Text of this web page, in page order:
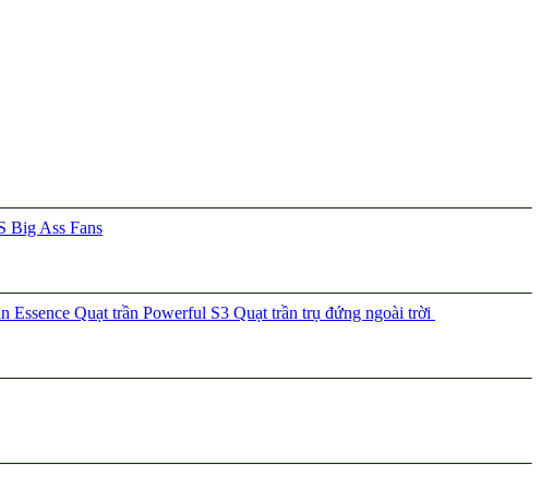
Big Ass Fans
Essence Quạt trần Powerful S3 Quạt trần trụ đứng ngoài trời